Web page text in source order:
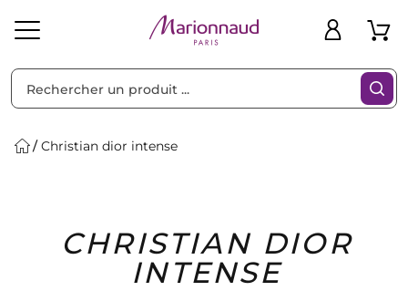
Solaire Homme Marques Idées
Cadeaux
Bons
Plans
Christian dior intense
CHRISTIAN DIOR
INTENSE
Filtres